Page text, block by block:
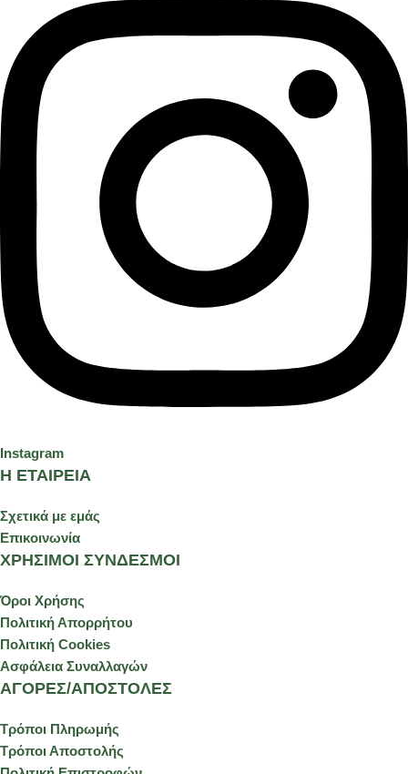
Instagram
Η ΕΤΑΙΡΕΙΑ
Σχετικά με εμάς
Επικοινωνία
ΧΡΗΣΙΜΟΙ ΣΥΝΔΕΣΜΟΙ
Όροι Χρήσης
Πολιτική Απορρήτου
Πολιτική Cookies
Ασφάλεια Συναλλαγών
ΑΓΟΡΕΣ/ΑΠΟΣΤΟΛΕΣ
Τρόποι Πληρωμής
Τρόποι Αποστολής